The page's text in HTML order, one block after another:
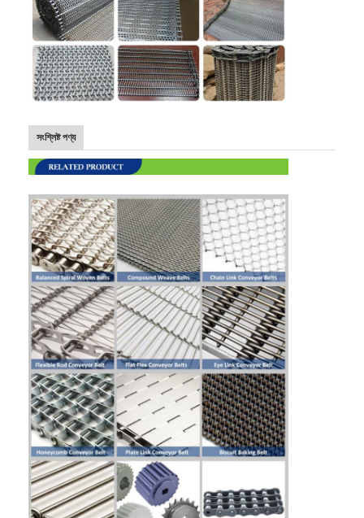
সংশ্লিষ্ট পণ্য